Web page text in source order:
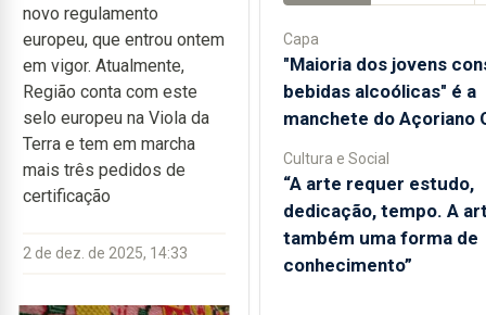
novo regulamento
europeu, que entrou ontem
em vigor. Atualmente,
Região conta com este
selo europeu na Viola da
Terra e tem em marcha
mais três pedidos de
certificação
2 de dez. de 2025, 14:33
Capa
"Maioria dos jovens
bebidas alcoólicas" é a
manchete do Açoriano
Cultura e Social
“A arte requer estudo,
dedicação, tempo. A
também uma forma de
conhecimento”